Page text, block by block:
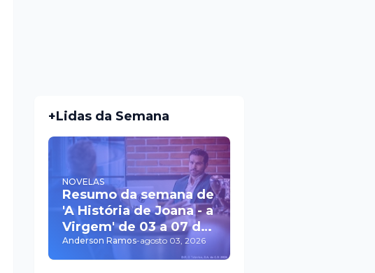
+Lidas da Semana
NOVELAS
Resumo da semana de
'A História de Joana - a
Virgem' de 03 a 07 de
agosto
Anderson Ramos-agosto 03, 2026